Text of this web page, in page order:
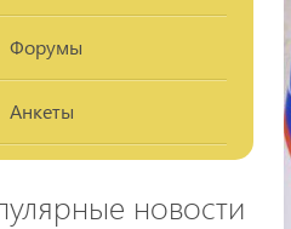
Форумы
Анкеты
новости